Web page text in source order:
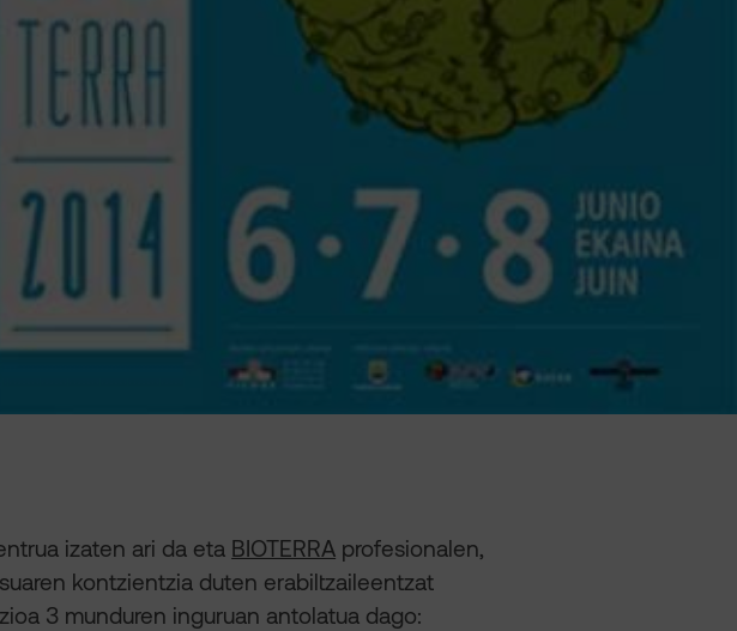
izaten ari da eta BIOTERRA profesionalen,
kontzientzia duten erabiltzaileentzat
3 munduren inguruan antolatua dago: